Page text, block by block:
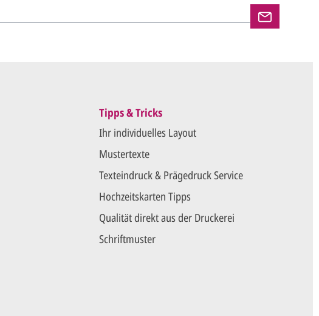
Wir drucken und versenden Ihre Karten.
Tipps & Tricks
Ihr individuelles Layout
Mustertexte
Texteindruck & Prägedruck Service
Hochzeitskarten Tipps
Qualität direkt aus der Druckerei
Schriftmuster